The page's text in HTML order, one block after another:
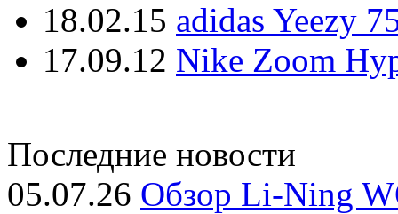
18.02.15 adidas Yeezy
17.09.12 Nike Zoom
Последние новости
05.07.26 Обзор Li-Ning